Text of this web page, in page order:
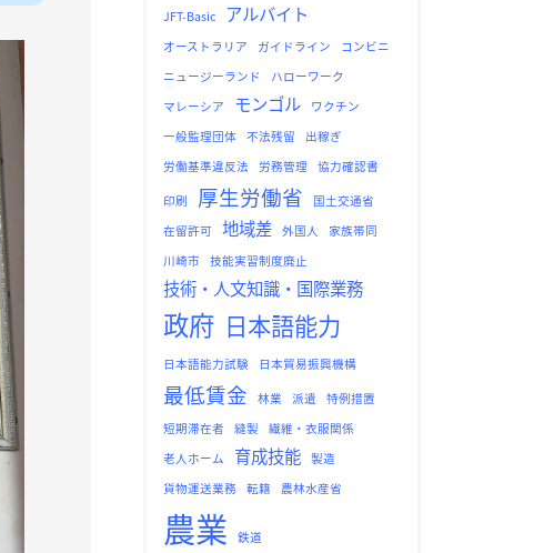
JFT-Basic アルバイト
オーストラリア ガイドライン
コンビニ
ニュージーランド
ハローワーク
マレーシア
モンゴル
ワクチン
一般監理団体
不法残留
出稼ぎ
労働基準違反法
労務管理 協力確認書
印刷 厚生労働省
国土交通省
在留許可
地域差 外国人
家族帯同
川崎市
技能実習制度廃止
技術・人文知識・国際業務
政府 日本語能力
日本語能力試験 日本貿易振興機構
最低賃金 林業 派遣
特例措置
短期滞在者
縫製
繊維・衣服関係
老人ホーム
育成技能 製造
貨物運送業務
転籍 農林水産省
農業 鉄道